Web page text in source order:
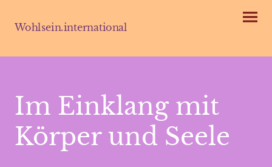
Wohlsein.international
Im Einklang mit
Körper und Seele